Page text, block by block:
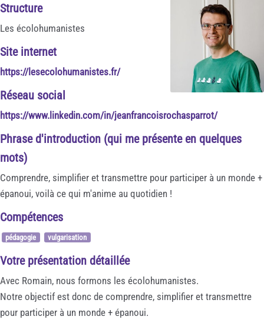
Structure
Les écolohumanistes
Site internet
https://lesecolohumanistes.fr/
Réseau social
https://www.linkedin.com/in/jeanfrancoisrochasparrot/
Phrase d'introduction (qui me présente en quelques
mots)
Comprendre, simplifier et transmettre pour participer à un monde +
épanoui, voilà ce qui m'anime au quotidien !
Compétences
pédagogie vulgarisation
Votre présentation détaillée
Avec Romain, nous formons les écolohumanistes.
Notre objectif est donc de comprendre, simplifier et transmettre
pour participer à un monde + épanoui.